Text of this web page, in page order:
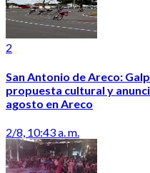
2
San Antonio de Areco:
propuesta cultural y
agosto en Areco
2/8, 10:43 a. m.